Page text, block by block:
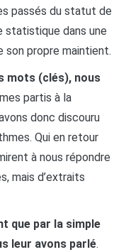
passés du statut de
statistique dans une
son propre maintient.
mots (clés), nous
partis à la
donc discouru
Qui en retour
à nous répondre
mais d’extraits
que par la simple
leur avons parlé.